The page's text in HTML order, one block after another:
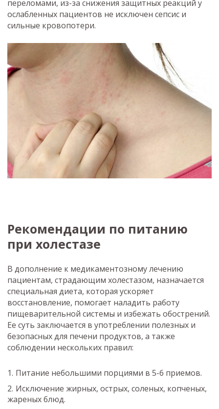
переломами, из-за снижения защитных реакций у
ослабленных пациентов не исключен сепсис и
сильные кровопотери.
Рекомендации по питанию
при холестазе
В дополнение к медикаментозному лечению
пациентам, страдающим холестазом, назначается
специальная диета, которая ускоряет
восстановление, помогает наладить работу
пищеварительной системы и избежать обострений.
Ее суть заключается в употреблении полезных и
безопасных для печени продуктов, а также
соблюдении нескольких правил:
Питание небольшими порциями в 5-6 приемов.
Исключение жирных, острых, соленых, копченых,
жареных блюд.